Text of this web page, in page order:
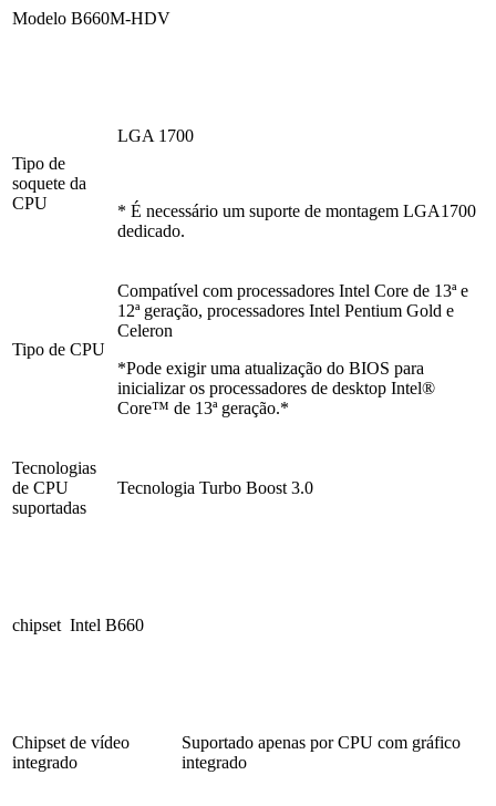
Modelo B660M-HDV
Tipo de
soquete da
CPU
LGA 1700
* É necessário um suporte de montagem LGA1700
dedicado.
Tipo de CPU
Compatível com processadores Intel Core de 13ª e
12ª geração, processadores Intel Pentium Gold e
Celeron
*Pode exigir uma atualização do BIOS para
inicializar os processadores de desktop Intel®
Core™ de 13ª geração.*
Tecnologias
de CPU
suportadas
Tecnologia Turbo Boost 3.0
chipset Intel B660
Chipset de vídeo
integrado
Suportado apenas por CPU com gráfico
integrado